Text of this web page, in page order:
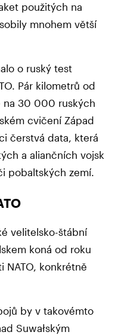
použitých na
mnohem větší
o ruský test
Pár kilometrů od
na 30 000 ruských
cvičení Západ
čerstvá data, která
a aliančních vojsk
pobaltských zemí.
velitelsko-štábní
koná od roku
NATO, konkrétně
by v takovémto
Suwałským